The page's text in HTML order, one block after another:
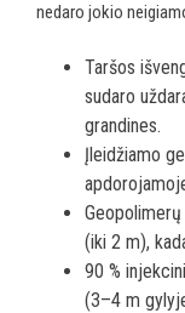
nedaro jokio
Taršos
sudaro
grandines.
Įleidžiamo
(iki 2 m),
90 %
(3–4 m